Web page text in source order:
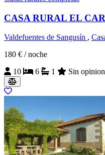
CASA RURAL EL
Valdefuentes de Sangusín ,
180 € / noche
10
6 1 Sin